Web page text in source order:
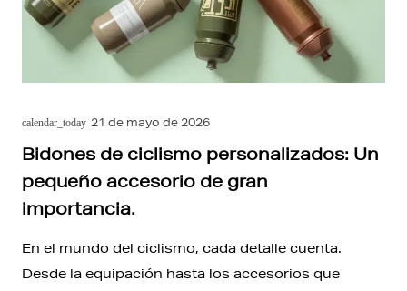
calendar_today 21 de mayo de 2026
Bidones de ciclismo personalizados: Un
pequeño accesorio de gran
importancia.
En el mundo del ciclismo, cada detalle cuenta.
Desde la equipación hasta los accesorios que